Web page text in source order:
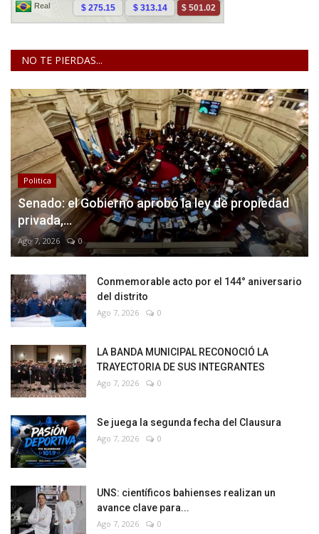
NO TE PIERDAS...
Politica
Senado: el Gobierno aprobó la ley de propiedad
privada,...
Ago 7, 2026 0
Conmemorable acto por el 144° aniversario
del distrito
Ago 7, 2026 0
LA BANDA MUNICIPAL RECONOCIÓ LA
TRAYECTORIA DE SUS INTEGRANTES
Ago 7, 2026 0
Se juega la segunda fecha del Clausura
Ago 7, 2026 0
UNS: científicos bahienses realizan un
avance clave para...
Ago 7, 2026 0